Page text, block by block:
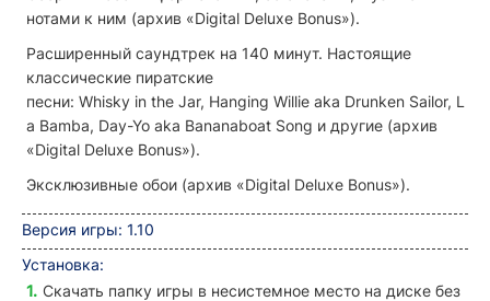
нотами к ним (архив «Digital Deluxe Bonus»).
Расширенный саундтрек на 140 минут. Настоящие
классические пиратские
песни: Whisky in the Jar, Hanging Willie aka Drunken Sailor, L
a Bamba, Day-Yo aka Bananaboat Song и другие (архив
«Digital Deluxe Bonus»).
Эксклюзивные обои (архив «Digital Deluxe Bonus»).
Версия игры: 1.10
Установка:
Скачать папку игры в несистемное место на диске без